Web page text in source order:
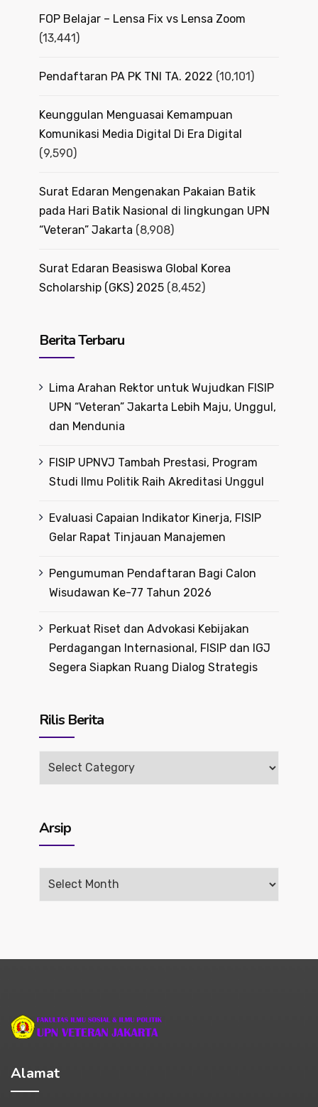
FOP Belajar – Lensa Fix vs Lensa Zoom
(13,441)
Pendaftaran PA PK TNI TA. 2022 (10,101)
Keunggulan Menguasai Kemampuan
Komunikasi Media Digital Di Era Digital
(9,590)
Surat Edaran Mengenakan Pakaian Batik
pada Hari Batik Nasional di lingkungan UPN
“Veteran” Jakarta (8,908)
Surat Edaran Beasiswa Global Korea
Scholarship (GKS) 2025 (8,452)
Berita Terbaru
Lima Arahan Rektor untuk Wujudkan FISIP
UPN “Veteran” Jakarta Lebih Maju, Unggul,
dan Mendunia
FISIP UPNVJ Tambah Prestasi, Program
Studi Ilmu Politik Raih Akreditasi Unggul
Evaluasi Capaian Indikator Kinerja, FISIP
Gelar Rapat Tinjauan Manajemen
Pengumuman Pendaftaran Bagi Calon
Wisudawan Ke-77 Tahun 2026
Perkuat Riset dan Advokasi Kebijakan
Perdagangan Internasional, FISIP dan IGJ
Segera Siapkan Ruang Dialog Strategis
Rilis Berita
Rilis
Arsip
Arsip
Alamat